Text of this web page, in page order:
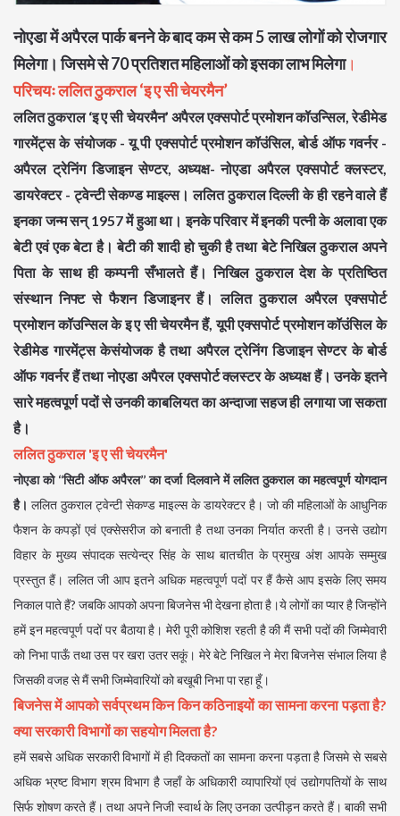
नोएडा में अपैरल पार्क बनने के बाद कम से कम 5 लाख लोगों को रोजगार
मिलेगा। जिसमे से 70 प्रतिशत महिलाओं को इसका लाभ मिलेगा।
परिचयः ललित ठुकराल ‘इ ए सी चेयरमैन’
ललित ठुकराल ‘इ ए सी चेयरमैन’ अपैरल एक्सपोर्ट प्रमोशन कॉउन्सिल, रेडीमेड
गारमेंट्स के संयोजक - यू पी एक्सपोर्ट प्रमोशन कॉउंसिल, बोर्ड ऑफ गवर्नर -
अपैरल ट्रेनिंग डिजाइन सेण्टर, अध्यक्ष- नोएडा अपैरल एक्सपोर्ट क्लस्टर,
डायरेक्टर - ट्वेन्टी सेकण्ड माइल्स। ललित ठुकराल दिल्ली के ही रहने वाले हैं
इनका जन्म सन् 1957 में हुआ था। इनके परिवार में इनकी पत्नी के अलावा एक
बेटी एवं एक बेटा है। बेटी की शादी हो चुकी है तथा बेटे निखिल ठुकराल अपने
पिता के साथ ही कम्पनी सँभालते हैं। निखिल ठुकराल देश के प्रतिष्ठित
संस्थान निफ्ट से फैशन डिजाइनर हैं। ललित ठुकराल अपैरल एक्सपोर्ट
प्रमोशन कॉउन्सिल के इ ए सी चेयरमैन हैं, यूपी एक्सपोर्ट प्रमोशन कॉउंसिल के
रेडीमेड गारमेंट्स केसंयोजक है तथा अपैरल ट्रेनिंग डिजाइन सेण्टर के बोर्ड
ऑफ गवर्नर हैं तथा नोएडा अपैरल एक्सपोर्ट क्लस्टर के अध्यक्ष हैं। उनके इतने
सारे महत्वपूर्ण पदों से उनकी काबलियत का अन्दाजा सहज ही लगाया जा सकता
है।
ललित ठुकराल 'इ ए सी चेयरमैन'
नोएडा को ‘‘सिटी ऑफ अपैरल’’ का दर्जा दिलवाने में ललित ठुकराल का महत्वपूर्ण योगदान
है। ललित ठुकराल ट्वेन्टी सेकण्ड माइल्स के डायरेक्टर है। जो की महिलाओं के आधुनिक
फैशन के कपड़ों एवं एक्सेसरीज को बनाती है तथा उनका निर्यात करती है। उनसे उद्योग
विहार के मुख्य संपादक सत्येन्द्र सिंह के साथ बातचीत के प्रमुख अंश आपके सम्मुख
प्रस्तुत हैं। ललित जी आप इतने अधिक महत्वपूर्ण पदों पर हैं कैसे आप इसके लिए समय
निकाल पाते हैं? जबकि आपको अपना बिजनेस भी देखना होता है।ये लोगों का प्यार है जिन्होंने
हमें इन महत्वपूर्ण पदों पर बैठाया है। मेरी पूरी कोशिश रहती है की मैं सभी पदों की जिम्मेवारी
को निभा पाऊँ तथा उस पर खरा उतर सकूं। मेरे बेटे निखिल ने मेरा बिजनेस संभाल लिया है
जिसकी वजह से मैं सभी जिम्मेवारियों को बखूबी निभा पा रहा हूँ।
बिजनेस में आपको सर्वप्रथम किन किन कठिनाइयों का सामना करना पड़ता है?
क्या सरकारी विभागों का सहयोग मिलता है?
हमें सबसे अधिक सरकारी विभागों में ही दिक्कतों का सामना करना पड़ता है जिसमे से सबसे
अधिक भ्रष्ट विभाग श्रम विभाग है जहाँ के अधिकारी व्यापारियों एवं उद्योगपतियों के साथ
सिर्फ शोषण करते हैं। तथा अपने निजी स्वार्थ के लिए उनका उत्पीड़न करते हैं। बाकी सभी